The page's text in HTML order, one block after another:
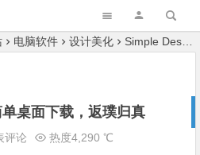
电脑软件 设计美化 Simple Desktops-简单桌面下载，返璞归真
桌面下载，返璞归真
评论 热度4,290 ℃